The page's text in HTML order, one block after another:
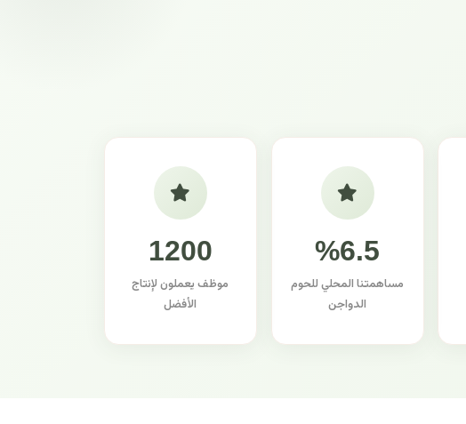
%6.5
مساهمتنا المحلي للحوم
الدواجن
1200
موظف يعملون لإنتاج
الأفضل